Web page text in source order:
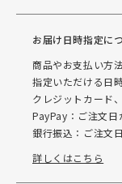
お届け日時指定に
商品やお支払い方
指定いただける日
クレジットカード
PayPay：ご注文
銀行振込：ご注文
詳しくはこちら